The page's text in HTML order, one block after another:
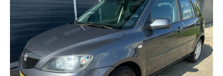
Contact